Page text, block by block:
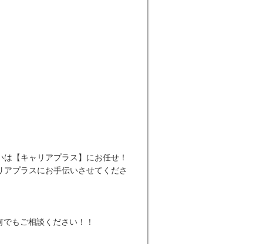
【キャリアプラス】にお任せ！
プラスにお手伝いさせてくださ
もご相談ください！！